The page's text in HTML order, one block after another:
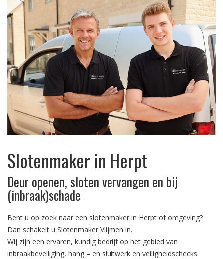
Slotenmaker in Herpt
Deur openen, sloten vervangen en bij
(inbraak)schade
Bent u op zoek naar een slotenmaker in Herpt of omgeving?
Dan schakelt u Slotenmaker Vlijmen in.
Wij zijn een ervaren, kundig bedrijf op het gebied van
inbraakbeveiliging, hang – en sluitwerk en veiligheidschecks.